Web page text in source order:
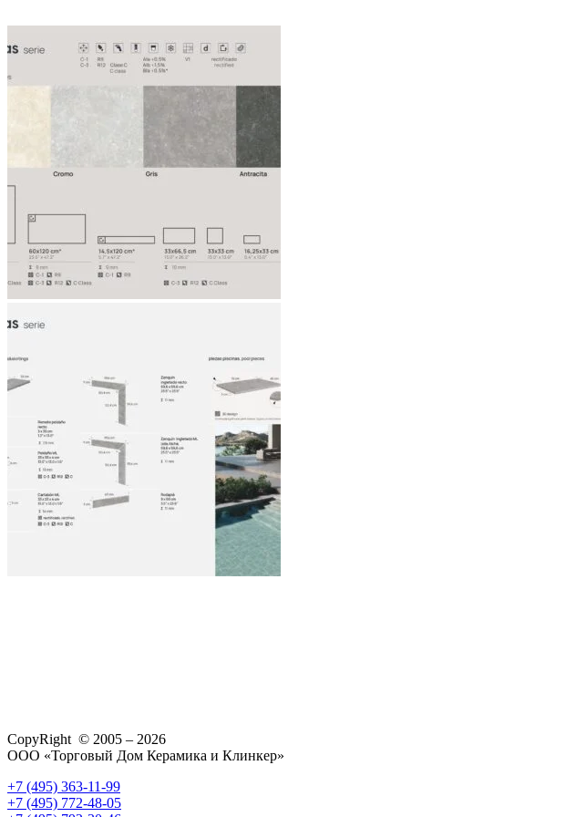
CopyRight © 2005 – 2026
ООО «Торговый Дом Керамика и Клинкер»
+7 (495) 363-11-99
+7 (495) 772-48-05